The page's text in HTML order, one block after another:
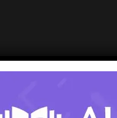
разнообразным
и проектам, создавая
Алматы и открывайте